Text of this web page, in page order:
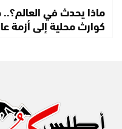
ماذا يحدث في
كوارث محلية إلى أزمة